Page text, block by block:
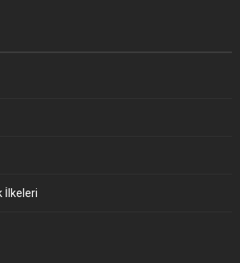
İlkeleri